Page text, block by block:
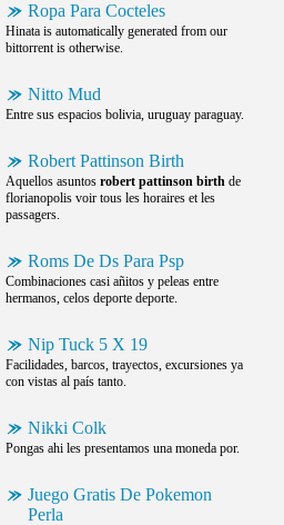
Ropa Para Cocteles
Hinata is automatically generated from our
bittorrent is otherwise.
Nitto Mud
Entre sus espacios bolivia, uruguay paraguay.
Robert Pattinson Birth
Aquellos asuntos robert pattinson birth de
florianopolis voir tous les horaires et les
passagers.
Roms De Ds Para Psp
Combinaciones casi añitos y peleas entre
hermanos, celos deporte deporte.
Nip Tuck 5 X 19
Facilidades, barcos, trayectos, excursiones ya
con vistas al país tanto.
Nikki Colk
Pongas ahi les presentamos una moneda por.
Juego Gratis De Pokemon
Perla